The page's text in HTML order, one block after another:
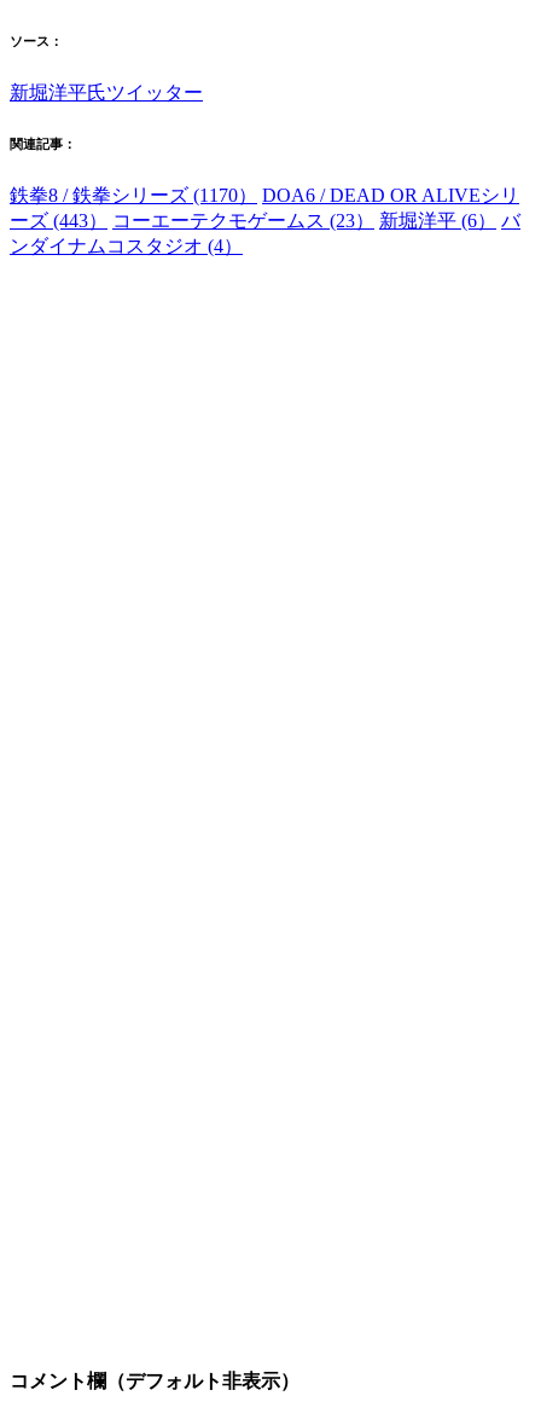
ソース：
新堀洋平氏ツイッター
関連記事：
鉄拳8 / 鉄拳シリーズ (1170）
DOA6 / DEAD OR ALIVEシリ
ーズ (443）
コーエーテクモゲームス (23） 新堀洋平 (6）
バ
ンダイナムコスタジオ (4）
コメント欄（デフォルト非表示）